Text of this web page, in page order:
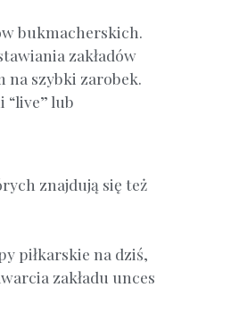
bukmacherskich.
zakładów
na szybki zarobek.
“live” lub
znajdują się też
piłkarskie na dziś,
zakładu unces